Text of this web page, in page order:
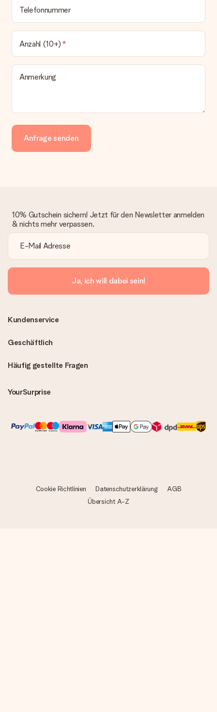
Telefonnummer
Anzahl (10+)
Anmerkung
Anfrage senden
10% Gutschein sichern! Jetzt für den Newsletter anmelden
& nichts mehr verpassen.
Ja, ich will dabei sein!
Häufig gestellte Fragen
YourSurprise
Kundenservice
Geschäftlich
Cookie Richtlinien Datenschutzerklärung
AGB
Übersicht A-Z